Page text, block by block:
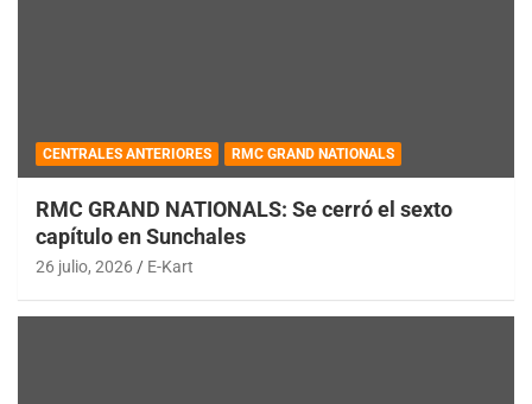
CENTRALES ANTERIORES RMC GRAND NATIONALS
RMC GRAND NATIONALS: Se cerró el sexto
capítulo en Sunchales
26 julio, 2026 E-Kart